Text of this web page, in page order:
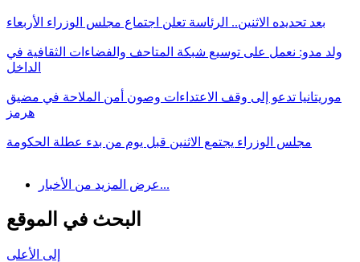
بعد تحديده الاثنين.. الرئاسة تعلن اجتماع مجلس الوزراء الأربعاء
ولد مدو: نعمل على توسيع شبكة المتاحف والفضاءات الثقافية في
الداخل
موريتانيا تدعو إلى وقف الاعتداءات وصون أمن الملاحة في مضيق
هرمز
مجلس الوزراء يجتمع الاثنين قبل يوم من بدء عطلة الحكومة
عرض المزيد من الأخبار...
البحث في الموقع
إلى الأعلى